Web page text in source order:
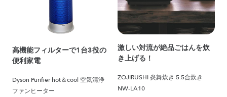
高機能フィルターで1台3役の
便利家電
Dyson Purifier hot＆cool 空気清浄
ファンヒーター
激しい対流が絶品ごはんを炊
き上げる！
ZOJIRUSHI 炎舞炊き 5.5合炊き
NW-LA10